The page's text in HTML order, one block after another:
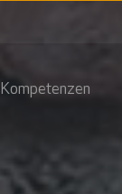
Kompetenzen